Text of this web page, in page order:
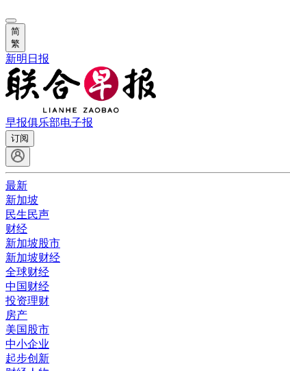
简
繁
新明日报
早报俱乐部电子报
订阅
最新
新加坡
民生民声
财经
新加坡股市
新加坡财经
全球财经
中国财经
投资理财
房产
美国股市
中小企业
起步创新